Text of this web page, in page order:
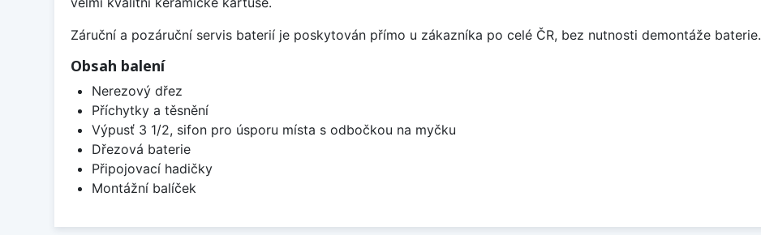
Záruční a pozáruční servis baterií je poskytován přímo u zákazníka po celé ČR, bez nutnosti demontáže baterie.
Obsah balení
Nerezový dřez
Příchytky a těsnění
Výpusť 3 1/2, sifon pro úsporu místa s odbočkou na myčku
Dřezová baterie
Připojovací hadičky
Montážní balíček